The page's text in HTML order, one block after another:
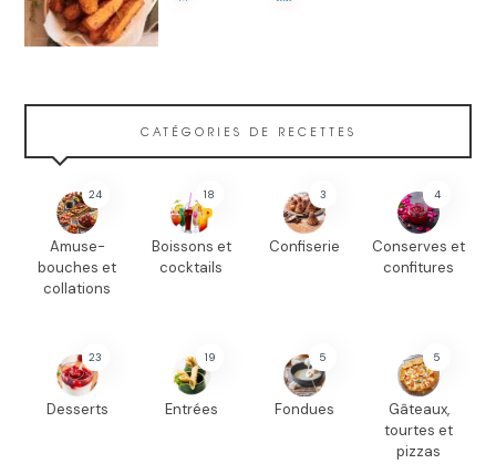
CATÉGORIES DE RECETTES
24
Amuse-
bouches et
collations
18
Boissons et
cocktails
3
Confiserie
4
Conserves et
confitures
23
Desserts
19
Entrées
5
Fondues
5
Gâteaux,
tourtes et
pizzas